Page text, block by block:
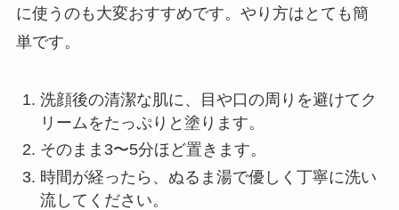
に使うのも大変おすすめです。やり方はとても簡
単です。
洗顔後の清潔な肌に、目や口の周りを避けてク
リームをたっぷりと塗ります。
そのまま3〜5分ほど置きます。
時間が経ったら、ぬるま湯で優しく丁寧に洗い
流してください。